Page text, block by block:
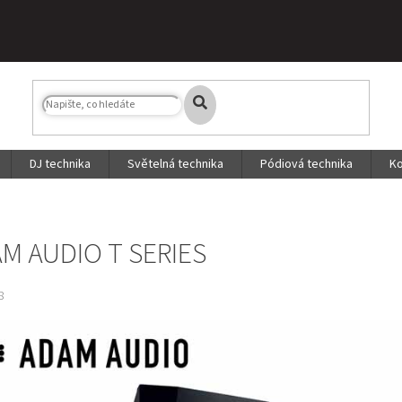
DJ technika Světelná technika Pódiová technika
AUDIO T SERIES